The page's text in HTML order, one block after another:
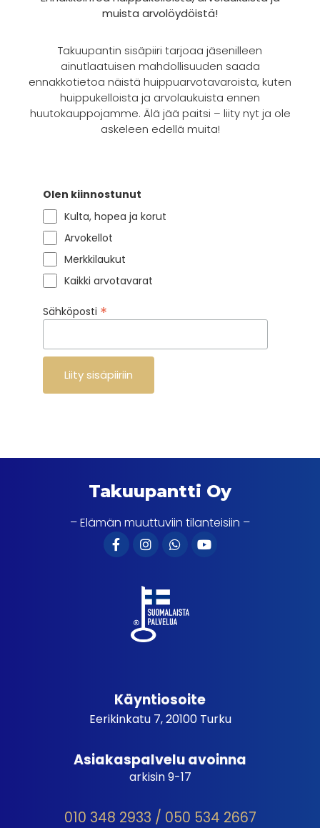
muista arvolöydöistä!
Takuupantin sisäpiiri tarjoaa jäsenilleen
ainutlaatuisen mahdollisuuden saada
ennakkotietoa näistä huippuarvotavaroista, kuten
huippukelloista ja arvolaukuista ennen
huutokauppojamme. Älä jää paitsi – liity nyt ja ole
askeleen edellä muita!
Olen kiinnostunut
Kulta, hopea ja korut
Arvokellot
Merkkilaukut
Kaikki arvotavarat
Sähköposti *
Takuupantti Oy
– Elämän muuttuviin tilanteisiin –
Käyntiosoite
Eerikinkatu 7, 20100 Turku
Asiakaspalvelu avoinna
arkisin 9-17
010 348 2933 / 050 534 2667